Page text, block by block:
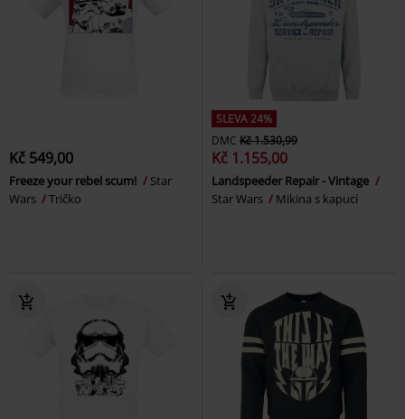
Kč 549,00
Freeze your rebel scum!
Star
Wars
Tričko
SLEVA 24%
DMC Kč 1.530,99
Kč 1.155,00
Landspeeder Repair - Vintage
Star Wars
Mikina s kapucí